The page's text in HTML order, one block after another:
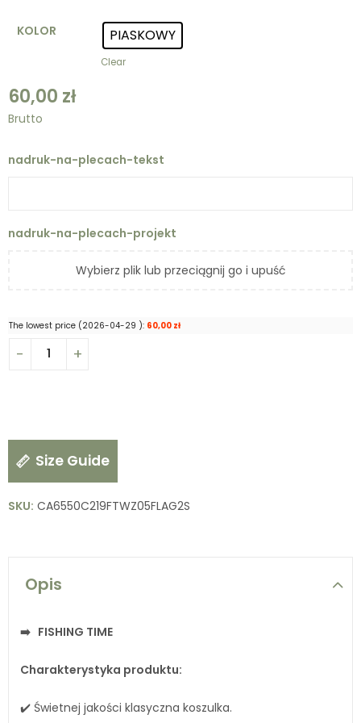
KOLOR PIASKOWY
Clear
60,00 zł
Brutto
nadruk-na-plecach-tekst
nadruk-na-plecach-projekt
Wybierz plik lub przeciągnij go i upuść
The lowest price (2026-04-29 ): 60,00 zł
Size Guide
SKU: CA6550C219FTWZ05FLAG2S
Opis
➡️ FISHING TIME
Charakterystyka produktu:
✔️ Świetnej jakości klasyczna koszulka.